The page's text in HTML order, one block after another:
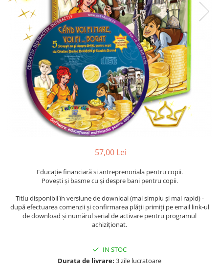
57,00 Lei
Educație financiară si antreprenoriala pentru copii.
Povești și basme cu și despre bani pentru copii.
Titlu disponibil în versiune de downloal (mai simplu și mai rapid) -
după efectuarea comenzii și confirmarea plății primiți pe email link-ul
de download și numărul serial de activare pentru programul
achiziționat.
IN STOC
Durata de livrare: 3 zile lucratoare